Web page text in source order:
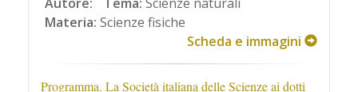
Autore: Tema: Scienze naturali
Materia: Scienze fisiche
Scheda e immagini
Programma. La Società italiana delle Scienze ai dotti